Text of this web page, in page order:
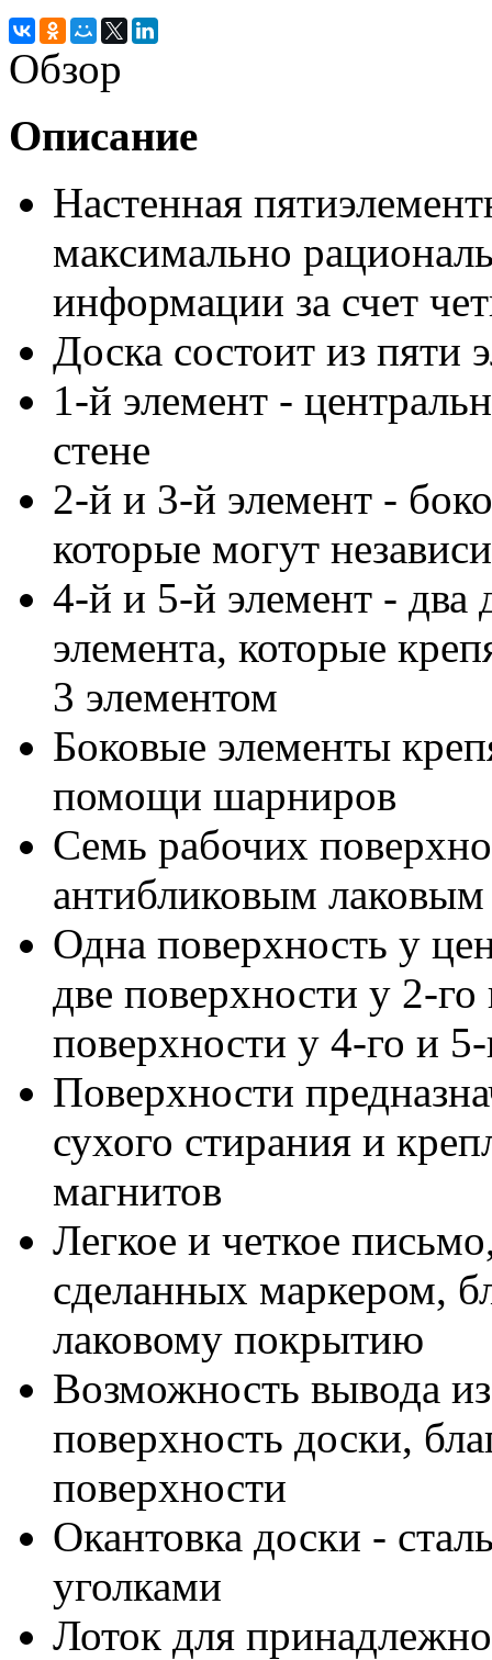
Обзор
Описание
Настенная
максимально
информации за счет
Доска состоит из пяти
1-й элемент -
стене
2-й и 3-й элемент -
которые могут
4-й и 5-й элемент - два
элемента, которые
3 элементом
Боковые элементы
помощи шарниров
Семь рабочих
антибликовым
Одна поверхность у
две поверхности у 2-
поверхности у 4-го и
Поверхности
сухого стирания и
магнитов
Легкое и четкое
сделанных маркером,
лаковому покрытию
Возможность вывода
поверхность доски,
поверхности
Окантовка доски -
уголками
Лоток для